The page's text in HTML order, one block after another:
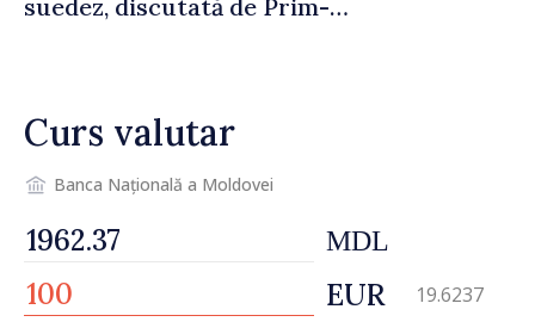
suedez, discutată de Prim-
Curs valutar
Banca Națională a Moldovei
MDL
EUR 19.6237